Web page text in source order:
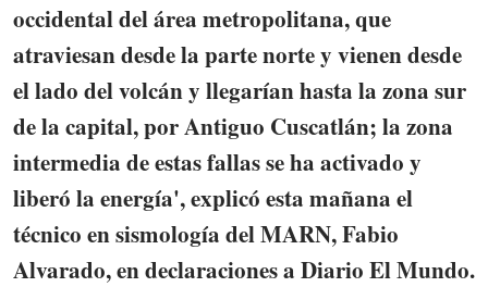
occidental del área metropolitana, que
atraviesan desde la parte norte y vienen desde
el lado del volcán y llegarían hasta la zona sur
de la capital, por Antiguo Cuscatlán; la zona
intermedia de estas fallas se ha activado y
liberó la energía', explicó esta mañana el
técnico en sismología del MARN, Fabio
Alvarado, en declaraciones a Diario El Mundo.